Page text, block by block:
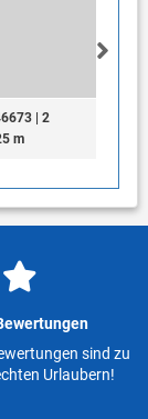
| 2
m
sind zu
Urlaubern!